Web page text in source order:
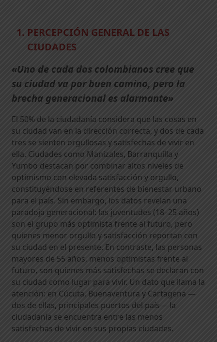
PERCEPCIÓN GENERAL DE LAS
CIUDADES
«Uno de cada dos colombianos cree que
su ciudad va por buen camino, pero la
brecha generacional es alarmante»
El 50% de la ciudadanía considera que las cosas en
su ciudad van en la dirección correcta, y dos de cada
tres se sienten orgullosas y satisfechas de vivir en
ella. Ciudades como Manizales, Barranquilla y
Yumbo destacan por combinar altos niveles de
optimismo con elevada satisfacción y orgullo,
constituyéndose en referentes de bienestar urbano
para el país. Sin embargo, los datos revelan una
paradoja generacional: las juventudes (18–25 años)
son el grupo más optimista frente al futuro, pero
quienes menor orgullo y satisfacción reportan con
su ciudad en el presente. En contraste, las personas
mayores de 55 años, menos optimistas frente al
futuro, son quienes más satisfechas se declaran con
su ciudad como lugar para vivir. Un dato que llama la
atención: en Cúcuta, Buenaventura y Cartagena —
dos de ellas, principales puertos del país— la
ciudadanía se encuentra entre las menos
satisfechas de vivir en sus propias ciudades.